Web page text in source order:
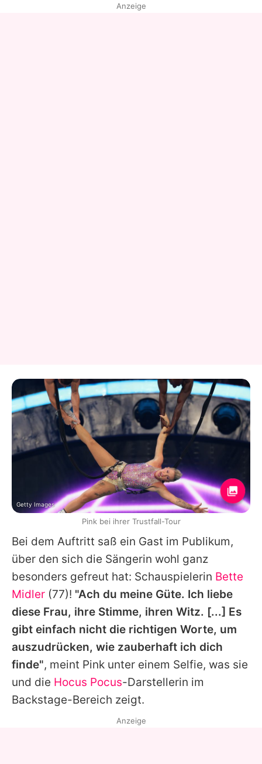
Bei dem Auftritt saß ein Gast im Publikum,
über den sich die Sängerin wohl ganz
besonders gefreut hat: Schauspielerin Bette
Midler (77)! "Ach du meine Güte. Ich liebe
diese Frau, ihre Stimme, ihren Witz. [...] Es
gibt einfach nicht die richtigen Worte, um
auszudrücken, wie zauberhaft ich dich
finde", meint Pink unter einem Selfie, was sie
und die Hocus Pocus-Darstellerin im
Backstage-Bereich zeigt.
Anzeige
Getty Images
Pink bei ihrer Trustfall-Tour
Anzeige